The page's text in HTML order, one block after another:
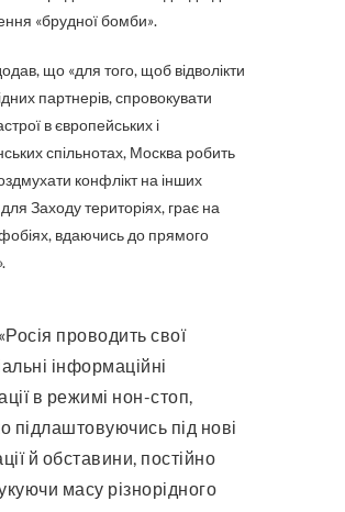
«брудної бомби».
що «для того, щоб відволікти
партнерів, спровокувати
в європейських і
спільнотах, Москва робить
конфлікт на інших
Заходу територіях, грає на
вдаючись до прямого
«Росія проводить свої
інформаційні
в режимі нон-стоп,
підлаштовуючись під нові
й обставини, постійно
масу різнорідного